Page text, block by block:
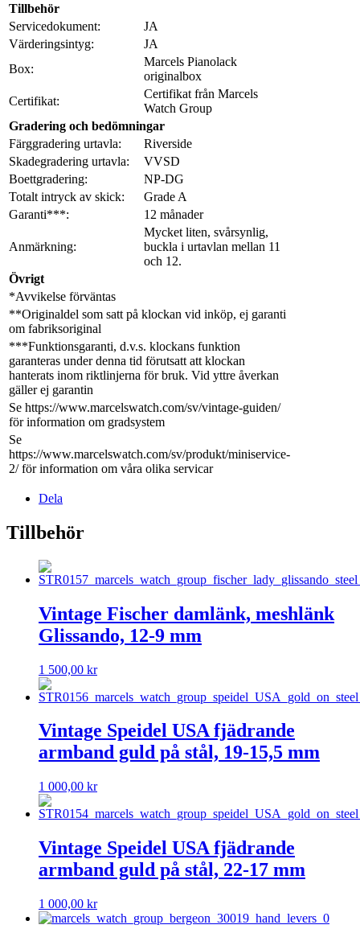
Tillbehör
Servicedokument:
JA
Värderingsintyg:
JA
Box:
Marcels Pianolack
originalbox
Certifikat:
Certifikat från Marcels
Watch Group
Gradering och bedömningar
Färggradering urtavla:
Riverside
Skadegradering urtavla:
VVSD
Boettgradering:
NP-DG
Totalt intryck av skick:
Grade A
Garanti***:
12 månader
Anmärkning:
Mycket liten, svårsynlig,
buckla i urtavlan mellan 11
och 12.
Övrigt
*Avvikelse förväntas
**Originaldel som satt på klockan vid inköp, ej garanti
om fabriksoriginal
***Funktionsgaranti, d.v.s. klockans funktion
garanteras under denna tid förutsatt att klockan
hanterats inom riktlinjerna för bruk. Vid yttre åverkan
gäller ej garantin
Se https://www.marcelswatch.com/sv/vintage-guiden/
för information om gradsystem
Se
https://www.marcelswatch.com/sv/produkt/miniservice-
2/ för information om våra olika servicar
Dela
Tillbehör
Vintage Fischer damlänk, meshlänk
Glissando, 12-9 mm
1 500,00 kr
Vintage Speidel USA fjädrande
armband guld på stål, 19-15,5 mm
1 000,00 kr
Vintage Speidel USA fjädrande
armband guld på stål, 22-17 mm
1 000,00 kr